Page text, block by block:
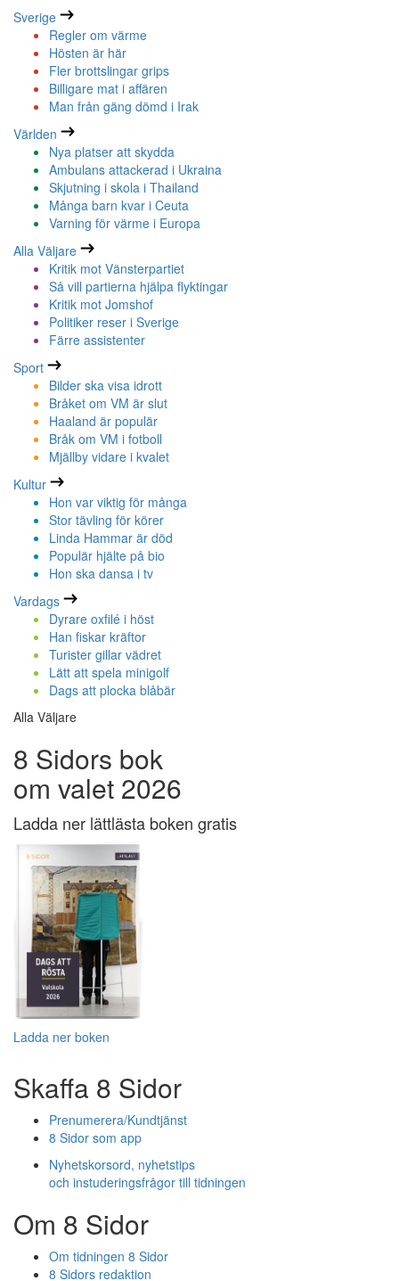
Sverige
Regler om värme
Hösten är här
Fler brottslingar grips
Billigare mat i affären
Man från gäng dömd i Irak
Världen
Nya platser att skydda
Ambulans attackerad i Ukraina
Skjutning i skola i Thailand
Många barn kvar i Ceuta
Varning för värme i Europa
Alla Väljare
Kritik mot Vänsterpartiet
Så vill partierna hjälpa flyktingar
Kritik mot Jomshof
Politiker reser i Sverige
Färre assistenter
Sport
Bilder ska visa idrott
Bråket om VM är slut
Haaland är populär
Bråk om VM i fotboll
Mjällby vidare i kvalet
Kultur
Hon var viktig för många
Stor tävling för körer
Linda Hammar är död
Populär hjälte på bio
Hon ska dansa i tv
Vardags
Dyrare oxfilé i höst
Han fiskar kräftor
Turister gillar vädret
Lätt att spela minigolf
Dags att plocka blåbär
Alla Väljare
8 Sidors bok
om valet 2026
Ladda ner lättlästa boken gratis
Ladda ner boken
Skaffa 8 Sidor
Prenumerera/Kundtjänst
8 Sidor som app
Nyhetskorsord, nyhetstips
och instuderingsfrågor till tidningen
Om 8 Sidor
Om tidningen 8 Sidor
8 Sidors redaktion